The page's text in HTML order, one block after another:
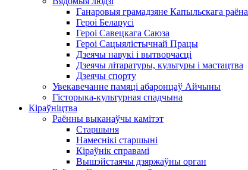
Ганаровыя грамадзяне Капыльскага раёна
Героі Беларусі
Героі Савецкага Саюза
Героі Сацыялістычнай Працы
Дзеячы навукі і вытворчасці
Дзеячы літаратуры, культуры і мастацтва
Дзеячы спорту
Увекавечанне памяці абаронцаў Айчыны
Гісторыка-культурная спадчына
Кіраўніцтва
Раённы выканаўчы камітэт
Старшыня
Намеснікі старшыні
Кіраўнік справамі
Вышэйстаячы дзяржаўны орган